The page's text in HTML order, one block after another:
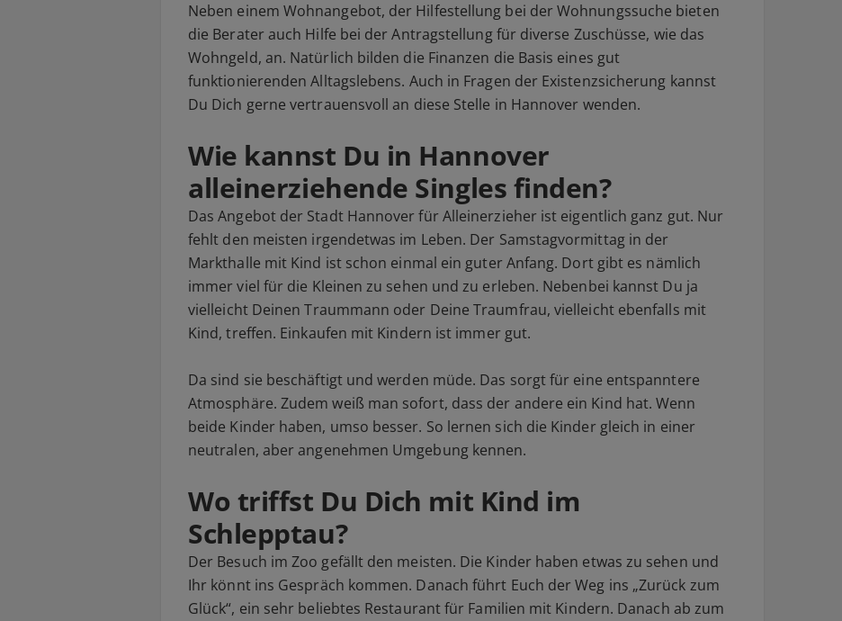
Neben einem Wohnangebot, der Hilfestellung bei der Wohnungssuche bieten
die Berater auch Hilfe bei der Antragstellung für diverse Zuschüsse, wie das
Wohngeld, an. Natürlich bilden die Finanzen die Basis eines gut
funktionierenden Alltagslebens. Auch in Fragen der Existenzsicherung kannst
Du Dich gerne vertrauensvoll an diese Stelle in Hannover wenden.
Wie kannst Du in Hannover
alleinerziehende Singles finden?
Das Angebot der Stadt Hannover für Alleinerzieher ist eigentlich ganz gut. Nur
fehlt den meisten irgendetwas im Leben. Der Samstagvormittag in der
Markthalle mit Kind ist schon einmal ein guter Anfang. Dort gibt es nämlich
immer viel für die Kleinen zu sehen und zu erleben. Nebenbei kannst Du ja
vielleicht Deinen Traummann oder Deine Traumfrau, vielleicht ebenfalls mit
Kind, treffen. Einkaufen mit Kindern ist immer gut.
Da sind sie beschäftigt und werden müde. Das sorgt für eine entspanntere
Atmosphäre. Zudem weiß man sofort, dass der andere ein Kind hat. Wenn
beide Kinder haben, umso besser. So lernen sich die Kinder gleich in einer
neutralen, aber angenehmen Umgebung kennen.
Wo triffst Du Dich mit Kind im
Schlepptau?
Der Besuch im Zoo gefällt den meisten. Die Kinder haben etwas zu sehen und
Ihr könnt ins Gespräch kommen. Danach führt Euch der Weg ins „Zurück zum
Glück“, ein sehr beliebtes Restaurant für Familien mit Kindern. Danach ab zum